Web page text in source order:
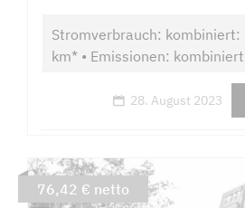
Stromverbrauch:
km* • Emissionen:
28. August 2023
76,42 € netto